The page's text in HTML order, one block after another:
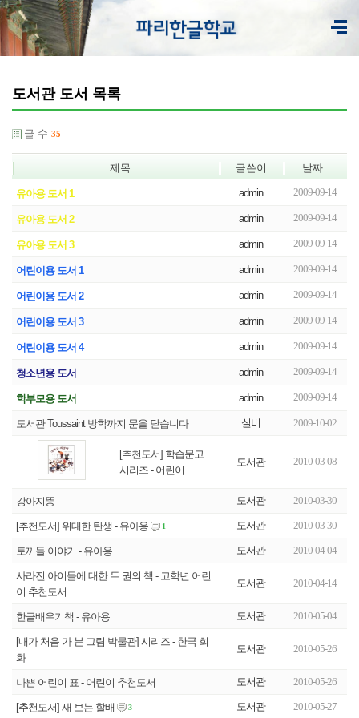
도서관 도서 목록
글 수 35
제목 글쓴이 날짜
유아용 도서 1 admin 2009-09-14
유아용 도서 2 admin 2009-09-14
유아용 도서 3 admin 2009-09-14
어린이용 도서 1 admin 2009-09-14
어린이용 도서 2 admin 2009-09-14
어린이용 도서 3 admin 2009-09-14
어린이용 도서 4 admin 2009-09-14
청소년용 도서 admin 2009-09-14
학부모용 도서 admin 2009-09-14
도서관 Toussaint 방학까지 문을 닫습니다 실비 2009-10-02
[추천도서] 학습문고
시리즈 - 어린이
도서관 2010-03-08
강아지똥 도서관 2010-03-30
[추천도서] 위대한 탄생 - 유아용 1 도서관 2010-03-30
토끼들 이야기 - 유아용 도서관 2010-04-04
사라진 아이들에 대한 두 권의 책 - 고학년 어린
이 추천도서
도서관 2010-04-14
한글배우기책 - 유아용 도서관 2010-05-04
[내가 처음 가 본 그림 박물관] 시리즈 - 한국 회
화
도서관 2010-05-26
나쁜 어린이 표 - 어린이 추천도서 도서관 2010-05-26
[추천도서] 새 보는 할배 3 도서관 2010-05-27